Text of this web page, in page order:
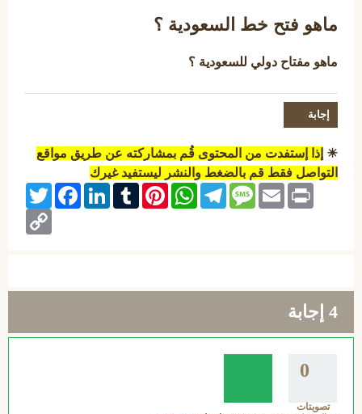
ماهو فتح خط السعودية ؟
ماهو مفتاح دولي للسعودية ؟
☀ إذا إستفدت من المحتوى قُم بمشاركته عن طريق مواقع
التواصل فقط قم بالضغط والنشر ليستفيد غيرك
Twitter
FacebookLinkedInTumblrPinterest
WhatsAppTelegramMessageEmail Print
Copy
Link
4 إجابة
0
تصويتات